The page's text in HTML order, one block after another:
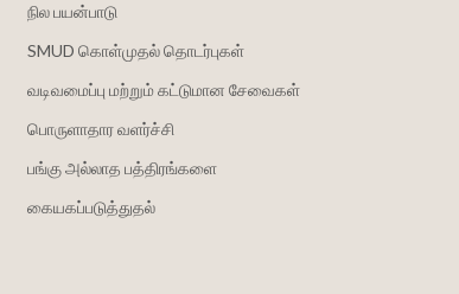
நில பயன்பாடு
SMUD கொள்முதல் தொடர்புகள்
வடிவமைப்பு மற்றும் கட்டுமான சேவைகள்
பொருளாதார வளர்ச்சி
பங்கு அல்லாத பத்திரங்களை
கையகப்படுத்துதல்